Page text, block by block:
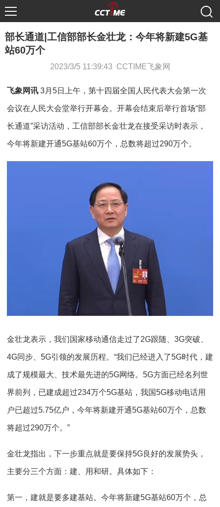
部长通道|工信部部长金壮龙：今年将新建5G基
站60万个
2023/3/5 11:39:43 CCTIME飞象网
飞象网讯 3月5日上午，第十四届全国人民代表大会第一次
会议在人民大会堂举行开幕会。开幕会结束后举行首场“部
长通道”采访活动，工信部部长金壮龙在接受采访时表示，
今年将新建开通5G基站60万个，总数将超过290万个。
金壮龙表示，我们国家移动通信走过了2G跟随、3G突破、
4G同步、5G引领的发展历程。“我们已经进入了5G时代，建
成了规模最大、技术最先进的5G网络。5G方面已经名列世
界前列，已建成超过234万个5G基站，我国5G移动电话用
户已超过5.75亿户，今年将新建开通5G基站60万个，总数
将超过290万个。”
金壮龙指出，下一步重点就是要保持5G良好的发展势头，
主要分三个方面：建、用和研。具体如下：
第一，建就是要多建基站。今年将新建5G基站60万个，总